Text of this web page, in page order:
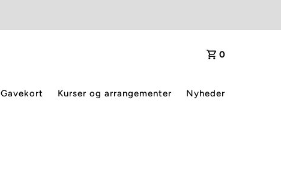
0
Gavekort Kurser og arrangementer Nyheder